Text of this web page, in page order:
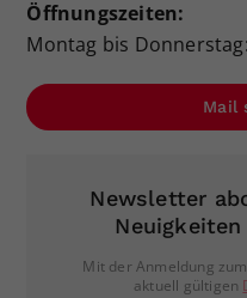
Öffnungszeiten:
Montag bis
Mail
Newsletter
Mit der Anmeldung
aktuell gültigen